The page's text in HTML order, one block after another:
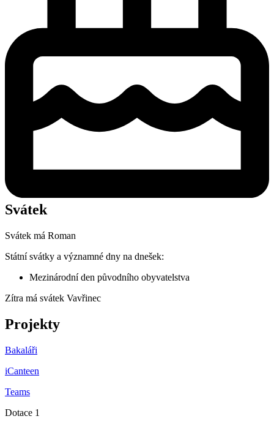
Svátek
Svátek má Roman
Státní svátky a významné dny na dnešek:
Mezinárodní den původního obyvatelstva
Zítra má svátek Vavřinec
Projekty
Bakaláři
iCanteen
Teams
Dotace 1